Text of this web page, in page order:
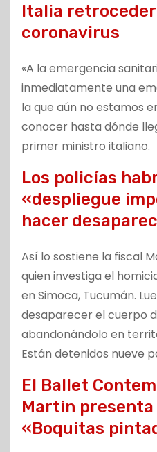
Italia
coronavirus
«A la emergencia
inmediatamente una
la que aún no estamos
conocer hasta dónde
primer ministro italiano.
Los policías
«despliegue
hacer
Así lo sostiene la fiscal
quien investiga el
en Simoca, Tucumán.
desaparecer el cuerpo
abandonándolo en
Están detenidos nueve
El Ballet
Martin
«Boquitas